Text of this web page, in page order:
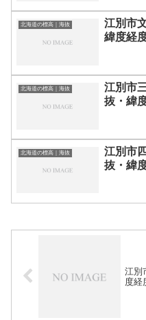
北海道の標高｜海抜
江別市
緯度経
北海道の標高｜海抜
江別市
抜・緯
北海道の標高｜海抜
江別市
抜・緯
江別
度経